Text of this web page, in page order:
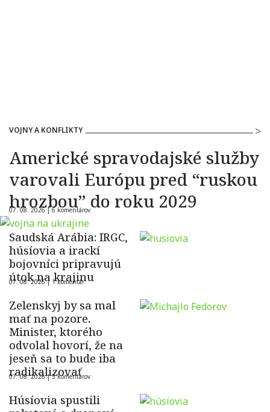
VOJNY A KONFLIKTY
Americké spravodajské služby
varovali Európu pred “ruskou
hrozbou” do roku 2029
07. 08. 2026 |6 komentárov
Saudská Arábia: IRGC,
húsíovia a irackí
bojovníci pripravujú
útok na krajinu
07. 08. 2026 | 1 komentár
Zelenskyj by sa mal
mať na pozore.
Minister, ktorého
odvolal hovorí, že na
jeseň sa to bude iba
radikalizovať
07. 08. 2026 |5 komentárov
Húsíovia spustili